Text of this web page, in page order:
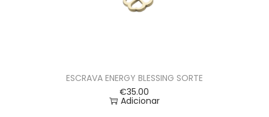
ESCRAVA ENERGY BLESSING SORTE
€35.00
Adicionar